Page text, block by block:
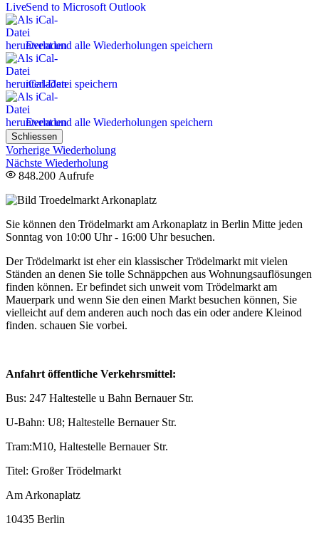
Send to Microsoft Outlook
Event und alle Wiederholungen speichern
iCal-Datei speichern
Event und alle Wiederholungen speichern
Schliessen
Vorherige Wiederholung
Nächste Wiederholung
848.200 Aufrufe
Sie können den Trödelmarkt am Arkonaplatz in Berlin Mitte jeden
Sonntag von 10:00 Uhr - 16:00 Uhr besuchen.
Der Trödelmarkt ist eher ein klassischer Trödelmarkt mit vielen
Ständen an denen Sie tolle Schnäppchen aus Wohnungsauflösungen
finden können. Er befindet sich unweit vom Trödelmarkt am
Mauerpark und wenn Sie den einen Markt besuchen können, Sie
vielleicht auf dem anderen auch noch das ein oder andere Kleinod
finden. schauen Sie vorbei.
Anfahrt öffentliche Verkehrsmittel:
Bus: 247 Haltestelle u Bahn Bernauer Str.
U-Bahn: U8; Haltestelle Bernauer Str.
Tram:M10, Haltestelle Bernauer Str.
Titel: Großer Trödelmarkt
Am Arkonaplatz
10435 Berlin